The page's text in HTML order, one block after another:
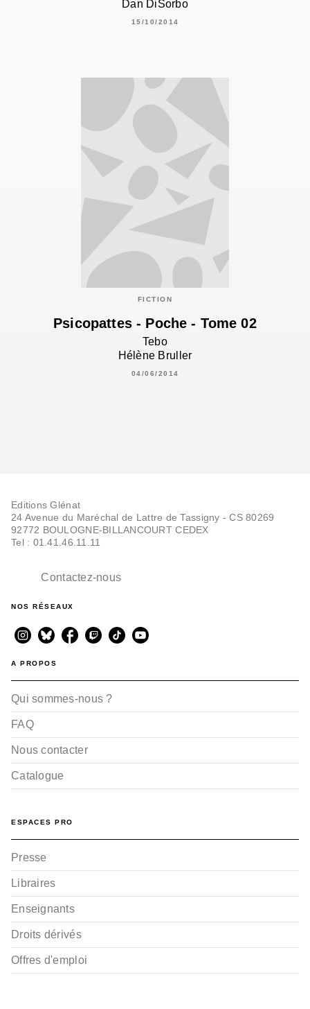
Dan DiSorbo
15/10/2014
FICTION
Psicopattes - Poche - Tome 02
Tebo
Hélène Bruller
04/06/2014
Editions Glénat
24 Avenue du Maréchal de Lattre de Tassigny - CS 80269
92772 BOULOGNE-BILLANCOURT CEDEX
Tel : 01.41.46.11.11
Contactez-nous
NOS RÉSEAUX
A PROPOS
Qui sommes-nous ?
FAQ
Nous contacter
Catalogue
ESPACES PRO
Presse
Libraires
Enseignants
Droits dérivés
Offres d'emploi